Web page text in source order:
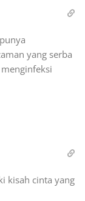
yang serba
kisah cinta yang